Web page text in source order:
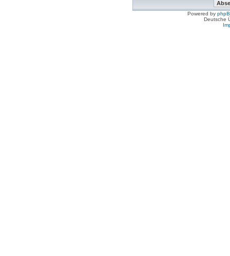
Powered by
Deutsche